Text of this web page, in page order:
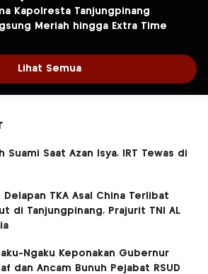
Kapolresta Tanjungpinang
Meriah hingga Extra Time
Lihat Semua
Suami Saat Azan Isya, IRT Tewas di
TKA Asal China Terlibat
di Tanjungpinang, Prajurit TNI AL
Ngaku Keponakan Gubernur
dan Ancam Bunuh Pejabat RSUD